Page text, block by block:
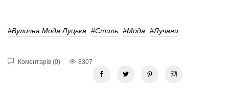
#Вулична Мода Луцька #Стиль #мода #лучани
Коментарів (0) 8307